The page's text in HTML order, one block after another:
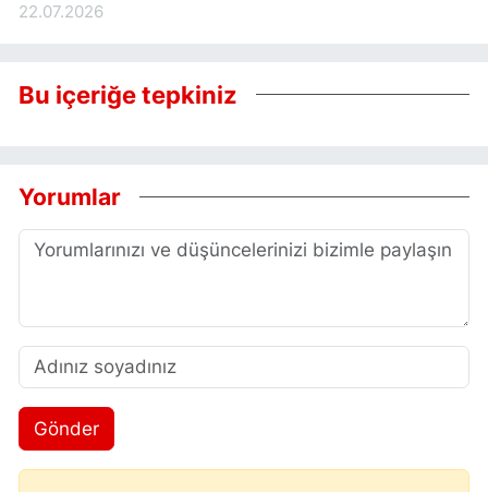
22.07.2026
Bu içeriğe tepkiniz
Yorumlar
Gönder